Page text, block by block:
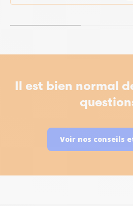
Il est bien normal
Voir nos conseils